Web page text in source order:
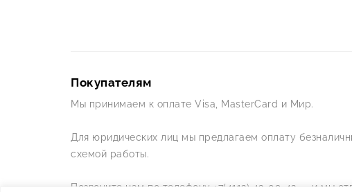
Покупателям
Мы принимаем к оплате Visa, MasterCard и Мир.
Для юридических лиц мы предлагаем оплату
схемой работы.
Позвоните нам по телефону +7(4112) 42-09-42 — и мы